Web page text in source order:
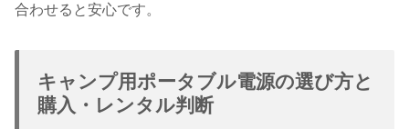
合わせると安心です。
キャンプ用ポータブル電源の選び方と
購入・レンタル判断